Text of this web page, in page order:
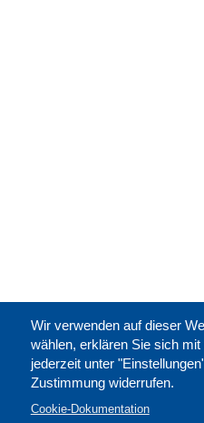
Wir verwenden auf dieser
wählen, erklären Sie sich
jederzeit unter
Zustimmung widerrufen.
Cookie-Dokumentation